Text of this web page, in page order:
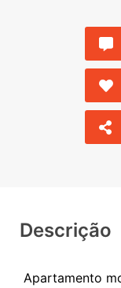
Descrição
Apartamento